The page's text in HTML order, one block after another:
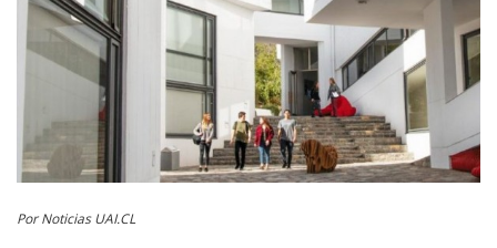
Por Noticias UAI.CL